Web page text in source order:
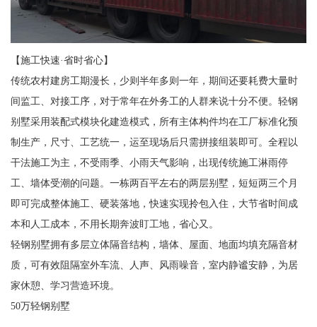
【施工快速·省时省心】
传统农村建房工期漫长，少则半年多则一年，期间还要耗费大量时
间监工、对接工序，对于常年在外务工的人群来说十分不便。轻钢
别墅采用装配式模块化建造模式，所有主体构件均在工厂标准化预
制生产，尺寸、工艺统一，运至现场后只需拼接组装即可。全程以
干法施工为主，不受雨季、小雨天气影响，出现传统施工淋雨停
工、墙体受潮的问题。一栋两百平左右的两层别墅，短短两三个月
即可完成整体施工、硬装落地，快速实现拎包入住，大节省时间成
本和人工成本，不用长期奔波盯工地，省心又。
轻钢别墅拥有多层立体隔音结构，墙体、屋面、地面均填充隔音材
质，可有效阻隔室外车流、人声、风雨噪音，室内静谧安静，为居
家休憩、学习营造环境。
50万轻钢别墅